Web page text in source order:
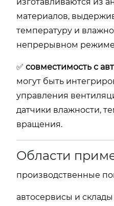
материалов,
температуру и
непрерывном
✅ совместимость с
могут быть
управления
датчики влажности,
вращения.
Области
производственные
автосервисы и склады